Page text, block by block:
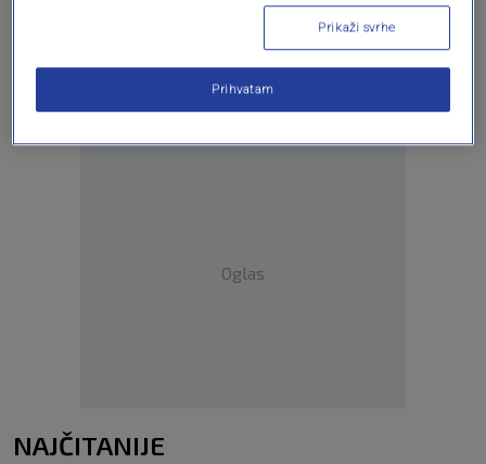
Oglas
NAJČITANIJE
Prikaži svrhe
Prihvatam